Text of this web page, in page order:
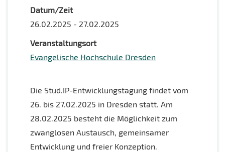
Datum/Zeit
26.02.2025 - 27.02.2025
Veranstaltungsort
Evangelische Hochschule Dresden
Die Stud.IP-Entwicklungstagung findet vom
26. bis 27.02.2025 in Dresden statt. Am
28.02.2025 besteht die Möglichkeit zum
zwanglosen Austausch, gemeinsamer
Entwicklung und freier Konzeption.